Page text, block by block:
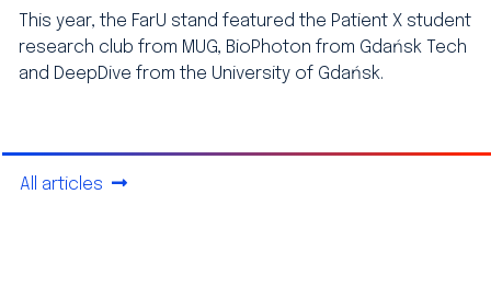
This year, the FarU stand featured the Patient X student
research club from MUG, BioPhoton from Gdańsk Tech
and DeepDive from the University of Gdańsk.
All articles